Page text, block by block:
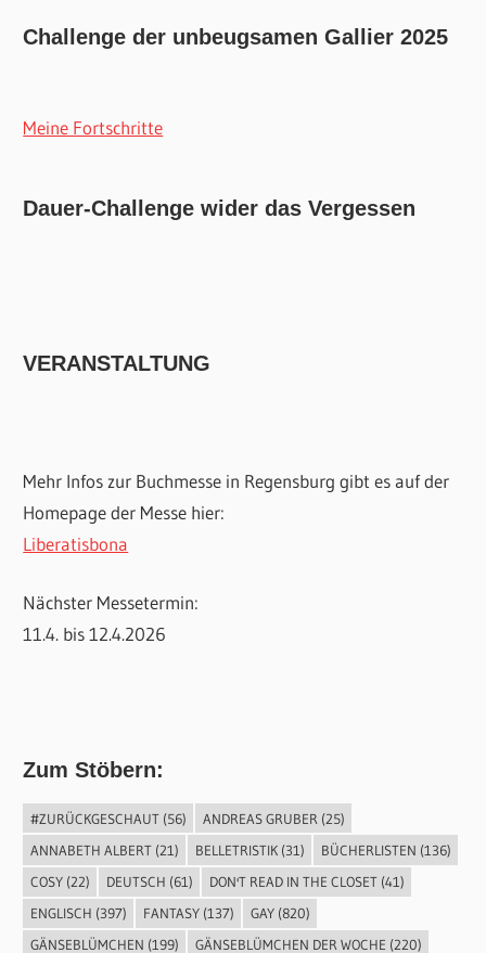
Challenge der unbeugsamen Gallier 2025
Meine Fortschritte
Dauer-Challenge wider das Vergessen
VERANSTALTUNG
Mehr Infos zur Buchmesse in Regensburg gibt es auf der
Homepage der Messe hier:
Liberatisbona
Nächster Messetermin:
11.4. bis 12.4.2026
Zum Stöbern:
#ZURÜCKGESCHAUT(56) ANDREAS GRUBER (25)
ANNABETH ALBERT(21) BELLETRISTIK(31) BÜCHERLISTEN (136)
COSY(22) DEUTSCH (61) DON'T READ IN THE CLOSET(41)
ENGLISCH (397) FANTASY(137) GAY(820)
GÄNSEBLÜMCHEN (199) GÄNSEBLÜMCHEN DER WOCHE (220)